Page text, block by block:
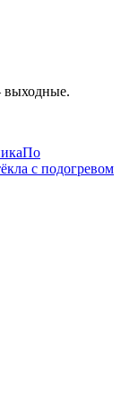
По
с подогревом